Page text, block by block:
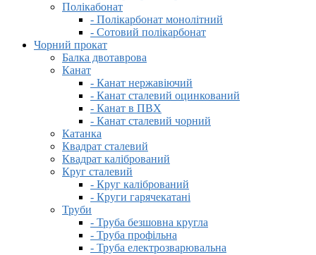
Полікабонат
- Полікарбонат монолітний
- Сотовий полікарбонат
Чорний прокат
Балка двотаврова
Канат
- Канат нержавіючий
- Канат сталевий оцинкований
- Канат в ПВХ
- Канат сталевий чорний
Катанка
Квадрат сталевий
Квадрат калібрований
Круг сталевий
- Круг калібрований
- Круги гарячекатані
Труби
- Труба безшовна кругла
- Труба профільна
- Труба електрозварювальна